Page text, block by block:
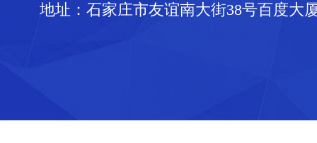
地址：石家庄市友谊南大街38号百度大